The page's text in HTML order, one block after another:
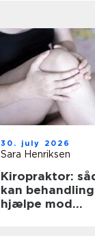
30. july 2026
Sara Henriksen
Kiropraktor:
kan behandling
hjælpe mod